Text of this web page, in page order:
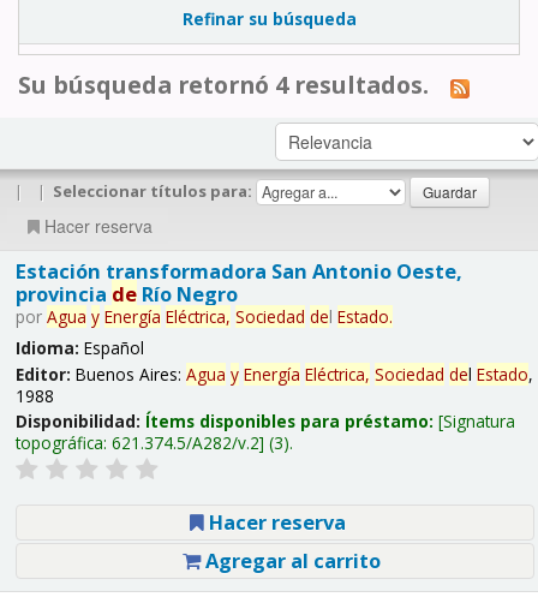
Refinar su búsqueda
Su búsqueda retornó 4 resultados.
| | Seleccionar títulos para:
Hacer reserva
Estación transformadora San Antonio Oeste,
provincia deRío Negro
por Agua y Energía Eléctrica, Sociedad del Estado.
Idioma: Español
Editor: Buenos Aires: Agua y Energía Eléctrica, Sociedad del Estado,
1988
Disponibilidad: Ítems disponibles para préstamo: Signatura
topográfica: 621.374.5/A282/v.2 (3).
Hacer reserva
Agregar al carrito